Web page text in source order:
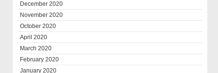
December 2020
November 2020
October 2020
April 2020
March 2020
February 2020
January 2020